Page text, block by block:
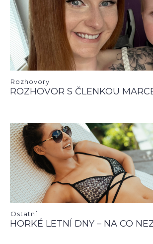
Rozhovory
ROZHOVOR S ČLENKOU
Ostatní
HORKÉ LETNÍ DNY – NA CO